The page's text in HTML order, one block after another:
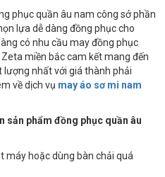
phục quần âu nam công sở phần
lựa dễ dàng đồng phục cho
có nhu cầu may đồng phục
miền bắc cam kết mang đến
nhất với giá thành phải
về dịch vụ may áo sơ mi nam
sản phẩm đồng phục quần âu
máy hoặc dùng bàn chải quá